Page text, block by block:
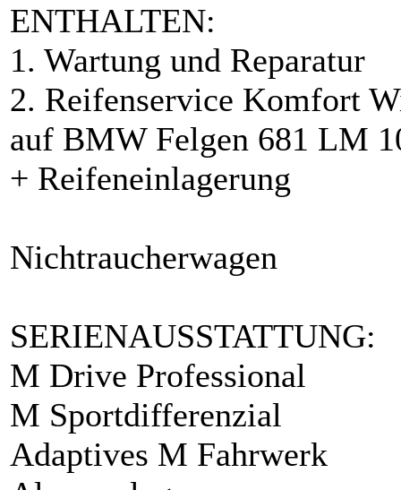
ENTHALTEN:
1. Wartung und Reparatur
2. Reifenservice Komfort
auf BMW Felgen 681 LM
+ Reifeneinlagerung
Nichtraucherwagen
SERIENAUSSTATTUNG:
M Drive Professional
M Sportdifferenzial
Adaptives M Fahrwerk